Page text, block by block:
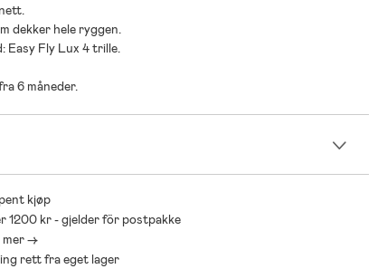
dekker hele ryggen.
Easy Fly Lux 4 trille.
6 måneder.
kjøp
1200 kr - gjelder för postpakke
->
rett fra eget lager